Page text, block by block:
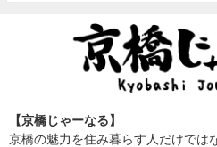
【京橋じゃーなる】
京橋の魅力を住み暮らす人だけでは